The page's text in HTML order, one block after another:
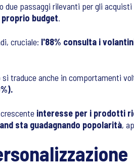
due passaggi rilevanti per gli acquisti
budget.
cruciale: l'88% consulta i
traduce anche in comportamenti
interesse per i prodotti
sta guadagnando popolarità,